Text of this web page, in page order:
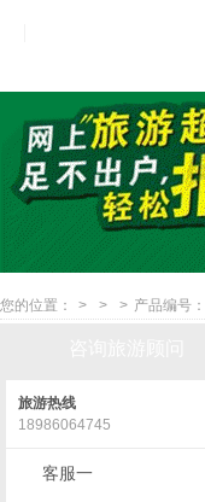
您的位置： > > > 产品编号：
旅游热线
18986064745
客服一